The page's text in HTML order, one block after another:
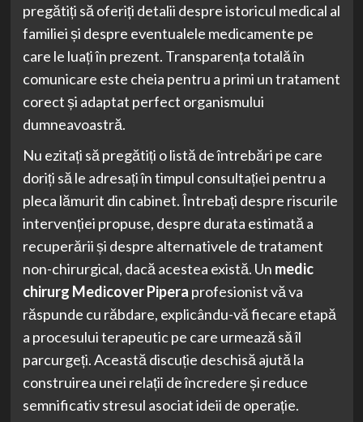
pregătiți să oferiți detalii despre istoricul medical al
familiei și despre eventualele medicamente pe
care le luați în prezent. Transparența totală în
comunicare este cheia pentru a primi un tratament
corect și adaptat perfect organismului
dumneavoastră.
Nu ezitați să pregătiți o listă de întrebări pe care
doriți să le adresați în timpul consultației pentru a
pleca lămurit din cabinet. Întrebați despre riscurile
intervenției propuse, despre durata estimată a
recuperării și despre alternativele de tratament
non-chirurgical, dacă acestea există. Un medic
chirurg Medicover Pipera profesionist vă va
răspunde cu răbdare, explicându-vă fiecare etapă
a procesului terapeutic pe care urmează să îl
parcurgeți. Această discuție deschisă ajută la
construirea unei relații de încredere și reduce
semnificativ stresul asociat ideii de operație.